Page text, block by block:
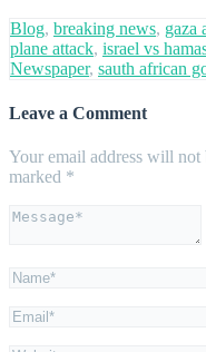
Blog, breaking news, gaza
plane attack, israel vs
Newspaper, sauth african
Leave a Comment
Your email address will not
marked *